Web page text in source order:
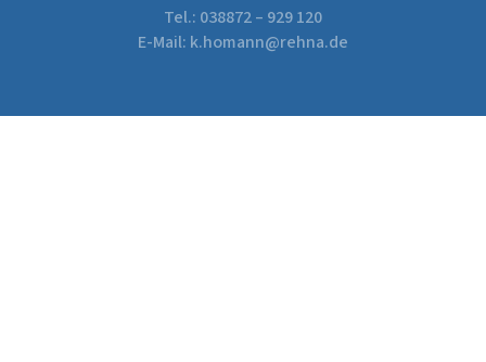
Tel.: 038872 – 929 120
E-Mail: k.homann@rehna.de